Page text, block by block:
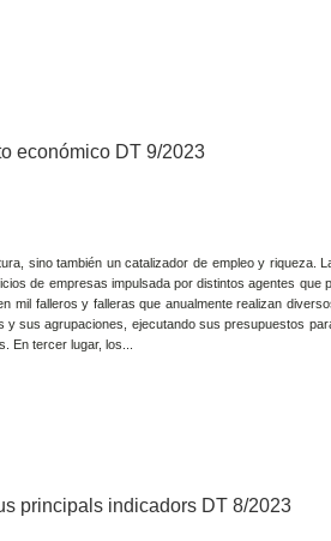
económico DT 9/2023
sino también un catalizador de empleo y riqueza.
de empresas impulsada por distintos agentes que
mil falleros y falleras que anualmente realizan
y sus agrupaciones, ejecutando sus presupuestos
En tercer lugar, los...
principals indicadors DT 8/2023